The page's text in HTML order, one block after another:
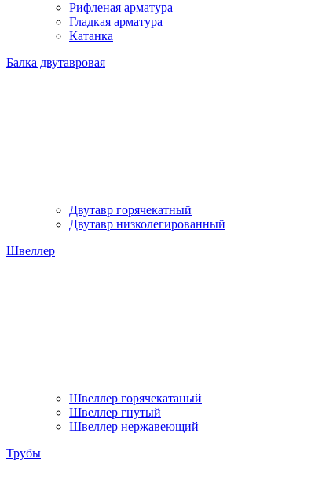
Рифленая арматура
Гладкая арматура
Катанка
Балка двутавровая
Двутавр горячекатный
Двутавр низколегированный
Швеллер
Швеллер горячекатаный
Швеллер гнутый
Швеллер нержавеющий
Трубы